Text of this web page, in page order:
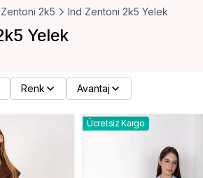
2k5 Ind Zentoni 2k5 Yelek
Yelek
Renk Avantaj
Ücretsiz Kargo